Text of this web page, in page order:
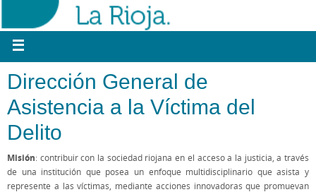
Dirección General de
Asistencia a la Víctima del
Delito
Misión: contribuir con la sociedad riojana en el acceso a la justicia, a través
de una institución que posea un enfoque multidisciplinario que asista y
represente a las víctimas, mediante acciones innovadoras que promuevan